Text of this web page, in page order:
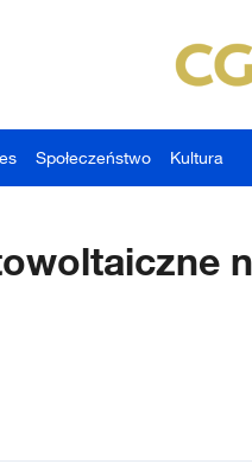
Społeczeństwo Kultura